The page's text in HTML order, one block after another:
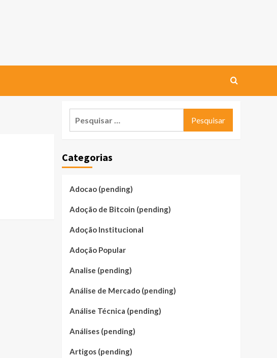
Categorias
Adocao (pending)
Adoção de Bitcoin (pending)
Adoção Institucional
Adoção Popular
Analise (pending)
Análise de Mercado (pending)
Análise Técnica (pending)
Análises (pending)
Artigos (pending)